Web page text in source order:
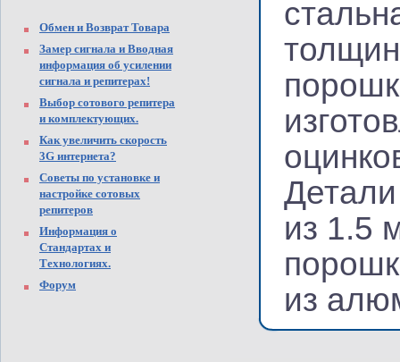
Обмен и Возврат Товара
Замер сигнала и Вводная
информация об усилении
сигнала и репитерах!
Выбор сотового репитера
и комплектующих.
Как увеличить скорость
3G интернета?
Советы по установке и
настройке сотовых
репитеров
Информация о
Стандартах и
Технологиях.
Форум
Детали
из 1.5
из